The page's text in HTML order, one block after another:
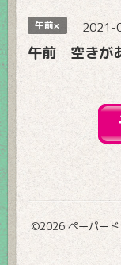
午前× 2021-
午前 空きが
©2026 ペーパー